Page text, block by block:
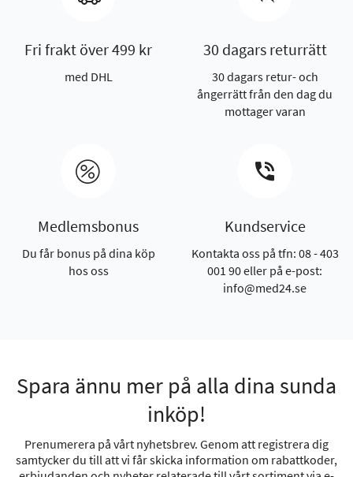
Fri frakt över 499 kr
med DHL
30 dagars returrätt
30 dagars retur- och
ångerrätt från den dag du
mottager varan
Medlemsbonus
Du får bonus på dina köp
hos oss
Kundservice
Kontakta oss på tfn: 08 - 403
001 90 eller på e-post:
info@med24.se
Spara ännu mer på alla dina sunda
inköp!
Prenumerera på vårt nyhetsbrev. Genom att registrera dig
samtycker du till att vi får skicka information om rabattkoder,